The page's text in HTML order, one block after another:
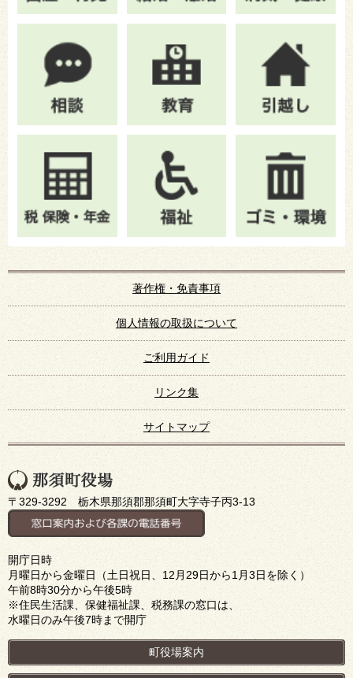
著作権・免責事項
個人情報の取扱について
ご利用ガイド
リンク集
サイトマップ
〒329-3292 栃木県那須郡那須町大字寺子丙3-13
開庁日時
月曜日から金曜日（土日祝日、12月29日から1月3日を除く）
午前8時30分から午後5時
※住民生活課、保健福祉課、税務課の窓口は、
水曜日のみ午後7時まで開庁
町役場案内